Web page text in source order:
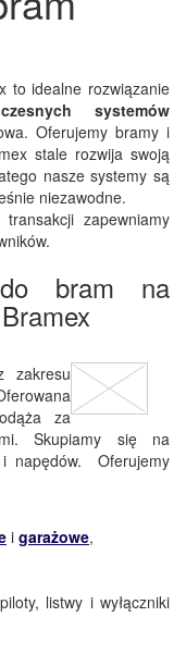
to idealne rozwiązanie
systemów
Oferujemy bramy i
stale rozwija swoją
nasze systemy są
niezawodne.
zapewniamy
do bram na
zakresu
za
Skupiamy się na
i napędów. Oferujemy
i garażowe,
listwy i wyłączniki